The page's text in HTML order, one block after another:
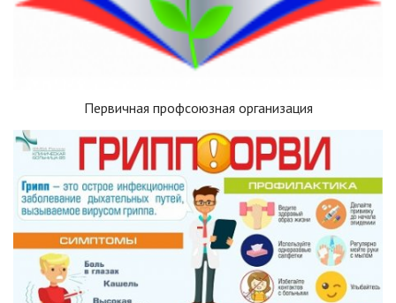
Первичная профсоюзная организация